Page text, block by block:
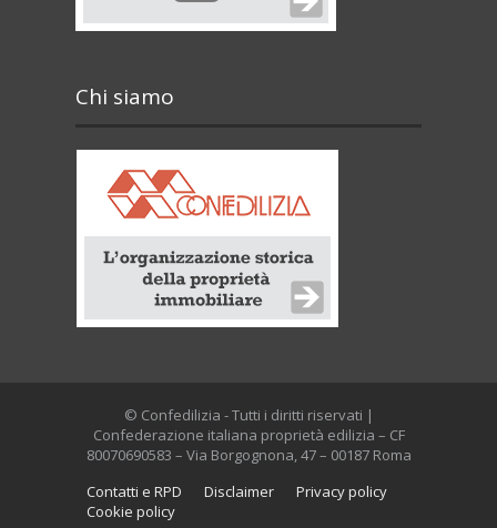
Chi siamo
© Confedilizia - Tutti i diritti riservati |
Confederazione italiana proprietà edilizia – CF
80070690583 – Via Borgognona, 47 – 00187 Roma
Contatti e RPD
Disclaimer
Privacy policy
Cookie policy